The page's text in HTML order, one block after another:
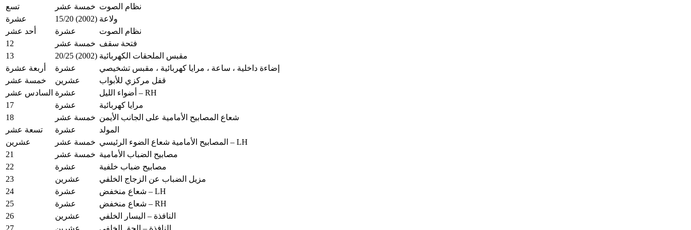
تسع خمسة عشر نظام الصوت
عشرة
15/20 (2002) ولاعة
أحد عشر
عشرة
نظام الصوت
12
خمسة عشر فتحة سقف
13
20/25 (2002) مقبس الملحقات الكهربائية
أربعة عشرة
عشرة
إضاءة داخلية ، ساعة ، مرايا كهربائية ، مقبس تشخيصي
خمسة عشر
عشرين
قفل مركزي للأبواب
السادس عشر عشرة
أضواء الليل – RH
17
عشرة
مرايا كهربائية
18
خمسة عشر شعاع المصابيح الأمامية على الجانب الأيمن
تسعة عشر
عشرة
المولد
عشرين
خمسة عشر
المصابيح الأمامية شعاع الضوء الرئيسي – LH
21
خمسة عشر مصابيح الضباب الأمامية
22
عشرة
مصابيح ضباب خلفية
23
عشرين
مزيل الضباب عن الزجاج الخلفي
24
عشرة
شعاع منخفض – LH
25
عشرة
شعاع منخفض – RH
26
عشرين
النافذة – اليسار الخلفي
27
عشرين
النافذة – الحق الخلفي